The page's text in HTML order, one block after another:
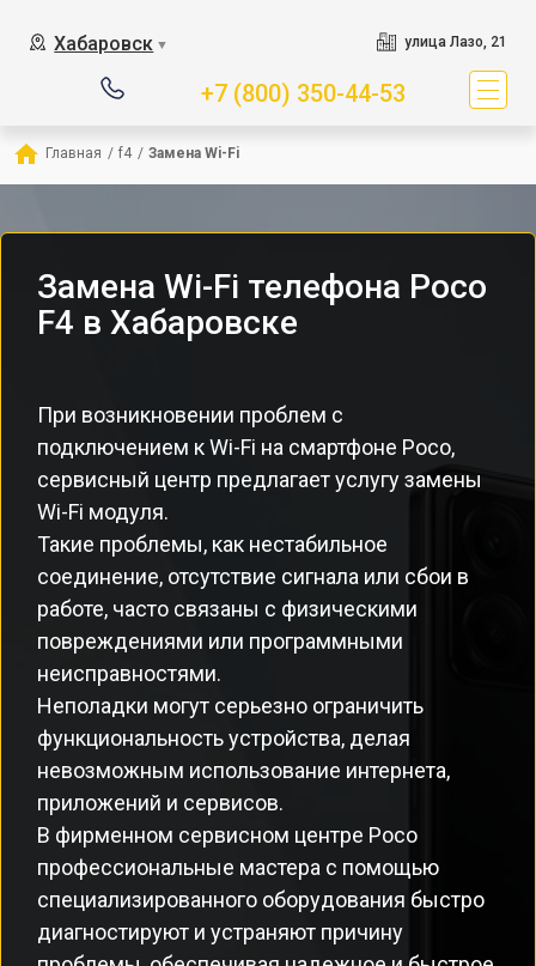
Хабаровск ▼ улица Лазо, 21
+7 (800) 350-44-53
Главная / f4 / Замена Wi-Fi
Замена Wi-Fi телефона Poco
F4 в Хабаровске
При возникновении проблем с
подключением к Wi-Fi на смартфоне Poco,
сервисный центр предлагает услугу замены
Wi-Fi модуля.
Такие проблемы, как нестабильное
соединение, отсутствие сигнала или сбои в
работе, часто связаны с физическими
повреждениями или программными
неисправностями.
Неполадки могут серьезно ограничить
функциональность устройства, делая
невозможным использование интернета,
приложений и сервисов.
В фирменном сервисном центре Poco
профессиональные мастера с помощью
специализированного оборудования быстро
диагностируют и устраняют причину